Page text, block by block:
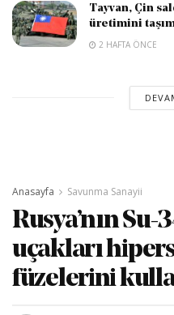
Tayvan, Çin
üretimini
2 HAFTA ÖNCE
Anasayfa Savunma Sanayii
Rusya’nın
uçakları
füzelerini